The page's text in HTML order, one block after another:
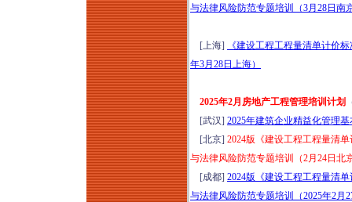
与法律风险防范专题培训（3月28日南
[上海]
《建设工程工程量清单计价
年3月28日上海）
2025年2月房地产工程管理培训计划
[武汉] 2025年建筑企业精益化管理
[北京] 2024版《建设工程工程量清
与法律风险防范专题培训（2月24日北
[成都] 2024版《建设工程工程量清
与法律风险防范专题培训（2025年2月